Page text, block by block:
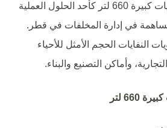
توفر Bin Lift حاوية نفايات كبيرة 660 لتر كأحد الحلول العملية
في إدارة المخلفات في قطر.
النفايات الحجم الأمثل للأحياء
وأماكن التصنيع والبناء.
لتر